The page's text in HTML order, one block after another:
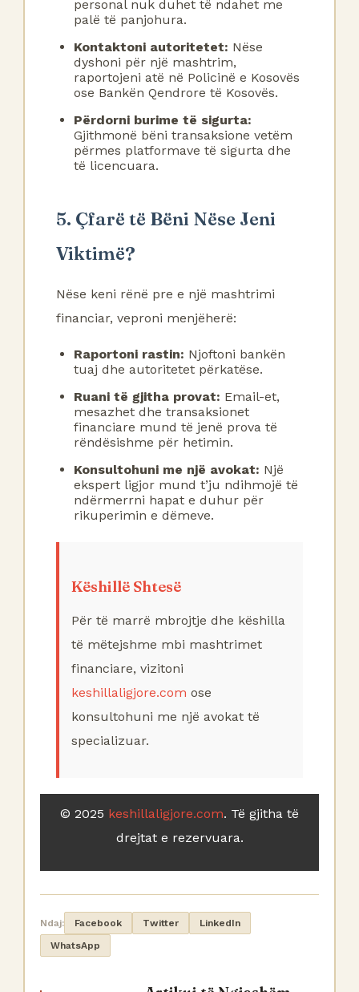
personal nuk duhet të ndahet me
palë të panjohura.
Kontaktoni autoritetet: Nëse
dyshoni për një mashtrim,
raportojeni atë në Policinë e Kosovës
ose Bankën Qendrore të Kosovës.
Përdorni burime të sigurta:
Gjithmonë bëni transaksione vetëm
përmes platformave të sigurta dhe
të licencuara.
5. Çfarë të Bëni Nëse Jeni
Viktimë?
Nëse keni rënë pre e një mashtrimi
financiar, veproni menjëherë:
Raportoni rastin: Njoftoni bankën
tuaj dhe autoritetet përkatëse.
Ruani të gjitha provat: Email-et,
mesazhet dhe transaksionet
financiare mund të jenë prova të
rëndësishme për hetimin.
Konsultohuni me një avokat: Një
ekspert ligjor mund t’ju ndihmojë të
ndërmerrni hapat e duhur për
rikuperimin e dëmeve.
Këshillë Shtesë
Për të marrë mbrojtje dhe këshilla
të mëtejshme mbi mashtrimet
financiare, vizitoni
keshillaligjore.com ose
konsultohuni me një avokat të
specializuar.
© 2025 keshillaligjore.com. Të gjitha të
drejtat e rezervuara.
Ndaj: Facebook Twitter
LinkedIn
WhatsApp